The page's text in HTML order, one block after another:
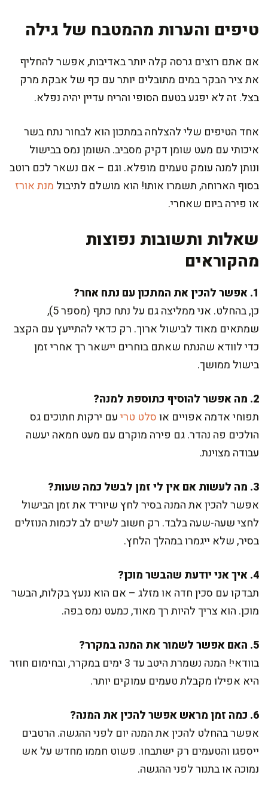
טיפים והערות מהמטבח של גילה
אם אתם רוצים גרסה קלה יותר באדיבות, אפשר להחליף
את ציר הבקר במים מתובלים יותר עם כף של אבקת מרק
בצל. זה לא יפגע בטעם הסופי והריח עדיין יהיה נפלא.
אחד הטיפים שלי להצלחה במתכון הוא לבחור נתח בשר
איכותי עם מעט שומן דקיק מסביב. השומן נמס בבישול
ונותן למנה עומק טעמים מופלא. וגם – אם נשאר לכם רוטב
בסוף הארוחה, תשמרו אותו! הוא מושלם לתיבול מנת אורז
או פירה ביום שאחרי.
שאלות ותשובות נפוצות
מהקוראים
1. אפשר להכין את המתכון עם נתח אחר?
כן, בהחלט. אני ממליצה גם על נתח כתף (מספר 5),
שמתאים מאוד לבישול ארוך. רק כדאי להתייעץ עם הקצב
כדי לוודא שהנתח שאתם בוחרים יישאר רך אחרי זמן
בישול ממושך.
2. מה אפשר להוסיף כתוספת למנה?
תפוחי אדמה אפויים אוסלט טריעם ירקות חתוכים גס
הולכים פה נהדר. גם פירה מוקרם עם מעט חמאה יעשה
עבודה מצוינת.
3. מה לעשות אם אין לי זמן לבשל כמה שעות?
אפשר להכין את המנה בסיר לחץ שיוריד את זמן הבישול
לחצי שעה-שעה בלבד. רק חשוב לשים לב לכמות הנוזלים
בסיר, שלא ייגמרו במהלך הלחץ.
4. איך אני יודעת שהבשר מוכן?
תבדקו עם סכין חדה או מזלג – אם הוא ננעץ בקלות, הבשר
מוכן. הוא צריך להיות רך מאוד, כמעט נמס בפה.
5. האם אפשר לשמור את המנה במקרר?
בוודאי! המנה נשמרת היטב עד 3 ימים במקרר, ובחימום חוזר
היא אפילו מקבלת טעמים עמוקים יותר.
6. כמה זמן מראש אפשר להכין את המנה?
אפשר בהחלט להכין את המנה יום לפני ההגשה. הרטבים
ייספגו והטעמים רק ישתבחו. פשוט חממו מחדש על אש
נמוכה או בתנור לפני ההגשה.